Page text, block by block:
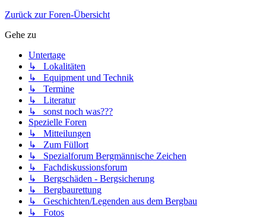
Zurück zur Foren-Übersicht
Gehe zu
Untertage
↳ Lokalitäten
↳ Equipment und Technik
↳ Termine
↳ Literatur
↳ sonst noch was???
Spezielle Foren
↳ Mitteilungen
↳ Zum Füllort
↳ Spezialforum Bergmännische Zeichen
↳ Fachdiskussionsforum
↳ Bergschäden - Bergsicherung
↳ Bergbaurettung
↳ Geschichten/Legenden aus dem Bergbau
↳ Fotos